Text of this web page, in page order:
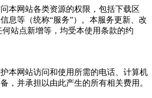
本网站各类资源的权限，包括下载区
息等（统称“服务”）。本服务更新、改
站点新增等，均受本使用条款的约
本网站访问和使用所需的电话、计算机
，并承担以由此产生的所有相关费用。